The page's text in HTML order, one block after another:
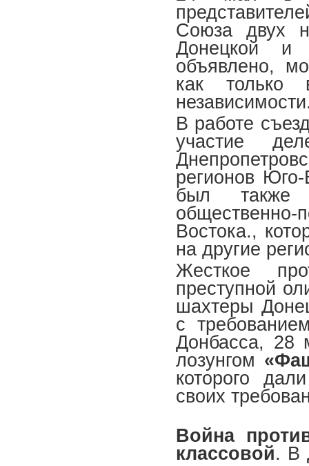
Союза двух
Донецкой и
объявлено,
как
В работе
участие
регионов
был также
Востока.,
на другие
Жесткое
преступной
шахтеры
с
Донбасса, 28
лозунгом
которого
своих
Война
классовой. В